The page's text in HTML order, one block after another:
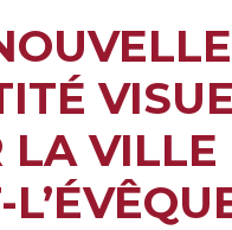
LA VILLE